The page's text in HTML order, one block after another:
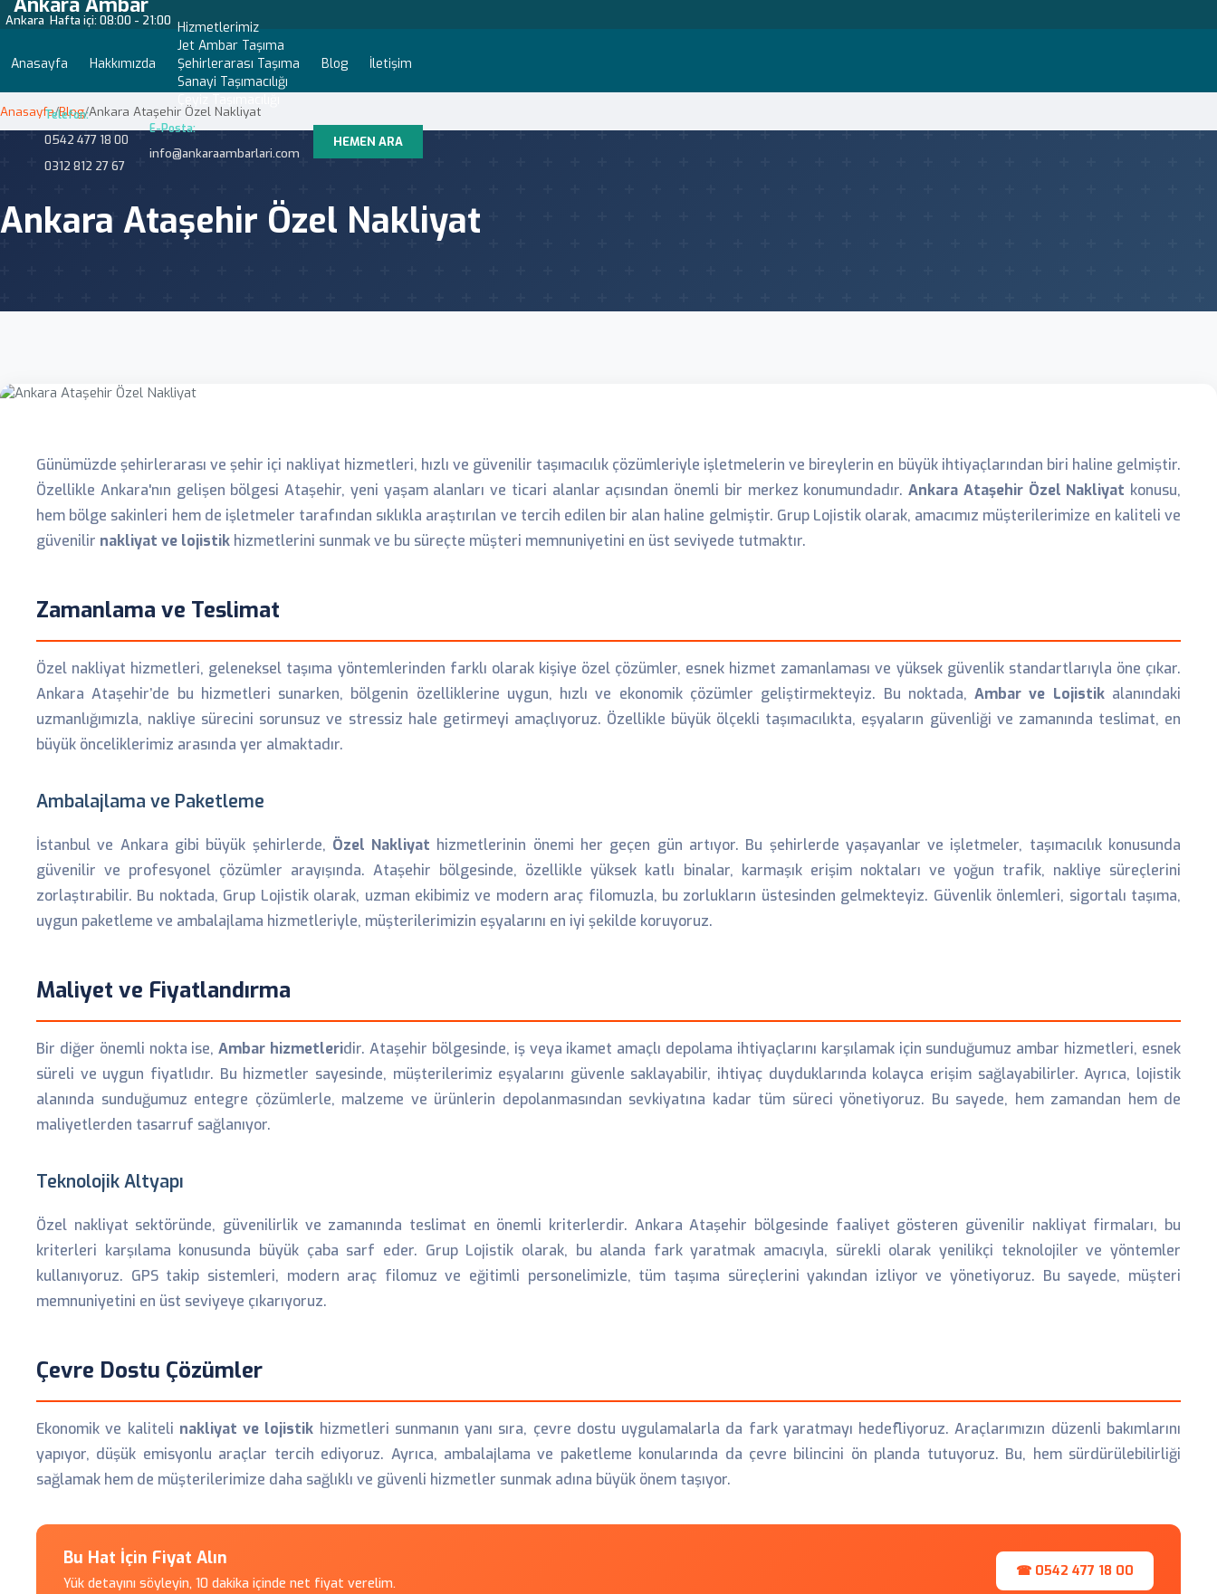
Ankara Hafta içi: 08:00 - 21:00
Anasayfa Hakkımızda
Hizmetlerimiz
Jet Ambar Taşıma
Şehirlerarası Taşıma
Sanayi Taşımacılığı
Blog İletişim
Telefon:
0542 477 18 00
0312 812 27 67
E-Posta:
info@ankaraambarlari.com
HEMEN ARA
Anasayfa/Blog/Ankara Ataşehir Özel Nakliyat
Ankara Ataşehir Özel Nakliyat
Günümüzde şehirlerarası ve şehir içi nakliyat hizmetleri, hızlı ve güvenilir taşımacılık çözümleriyle işletmelerin ve bireylerin en büyük ihtiyaçlarından biri haline gelmiştir.
Özellikle Ankara'nın gelişen bölgesi Ataşehir, yeni yaşam alanları ve ticari alanlar açısından önemli bir merkez konumundadır. Ankara Ataşehir Özel Nakliyat konusu,
hem bölge sakinleri hem de işletmeler tarafından sıklıkla araştırılan ve tercih edilen bir alan haline gelmiştir. Grup Lojistik olarak, amacımız müşterilerimize en kaliteli ve
güvenilir nakliyat ve lojistik hizmetlerini sunmak ve bu süreçte müşteri memnuniyetini en üst seviyede tutmaktır.
Zamanlama ve Teslimat
Özel nakliyat hizmetleri, geleneksel taşıma yöntemlerinden farklı olarak kişiye özel çözümler, esnek hizmet zamanlaması ve yüksek güvenlik standartlarıyla öne çıkar.
Ankara Ataşehir’de bu hizmetleri sunarken, bölgenin özelliklerine uygun, hızlı ve ekonomik çözümler geliştirmekteyiz. Bu noktada,Ambar ve Lojistikalanındaki
uzmanlığımızla, nakliye sürecini sorunsuz ve stressiz hale getirmeyi amaçlıyoruz. Özellikle büyük ölçekli taşımacılıkta, eşyaların güvenliği ve zamanında teslimat, en
büyük önceliklerimiz arasında yer almaktadır.
Ambalajlama ve Paketleme
İstanbul ve Ankara gibi büyük şehirlerde, Özel Nakliyat hizmetlerinin önemi her geçen gün artıyor. Bu şehirlerde yaşayanlar ve işletmeler, taşımacılık konusunda
güvenilir ve profesyonel çözümler arayışında. Ataşehir bölgesinde, özellikle yüksek katlı binalar, karmaşık erişim noktaları ve yoğun trafik, nakliye süreçlerini
zorlaştırabilir. Bu noktada, Grup Lojistik olarak, uzman ekibimiz ve modern araç filomuzla, bu zorlukların üstesinden gelmekteyiz. Güvenlik önlemleri, sigortalı taşıma,
uygun paketleme ve ambalajlama hizmetleriyle, müşterilerimizin eşyalarını en iyi şekilde koruyoruz.
Maliyet ve Fiyatlandırma
Bir diğer önemli nokta ise,Ambar hizmetleridir. Ataşehir bölgesinde, iş veya ikamet amaçlı depolama ihtiyaçlarını karşılamak için sunduğumuz ambar hizmetleri, esnek
süreli ve uygun fiyatlıdır. Bu hizmetler sayesinde, müşterilerimiz eşyalarını güvenle saklayabilir, ihtiyaç duyduklarında kolayca erişim sağlayabilirler. Ayrıca, lojistik
alanında sunduğumuz entegre çözümlerle, malzeme ve ürünlerin depolanmasından sevkiyatına kadar tüm süreci yönetiyoruz. Bu sayede, hem zamandan hem de
maliyetlerden tasarruf sağlanıyor.
Teknolojik Altyapı
Özel nakliyat sektöründe, güvenilirlik ve zamanında teslimat en önemli kriterlerdir. Ankara Ataşehir bölgesinde faaliyet gösteren güvenilir nakliyat firmaları, bu
kriterleri karşılama konusunda büyük çaba sarf eder. Grup Lojistik olarak, bu alanda fark yaratmak amacıyla, sürekli olarak yenilikçi teknolojiler ve yöntemler
kullanıyoruz. GPS takip sistemleri, modern araç filomuz ve eğitimli personelimizle, tüm taşıma süreçlerini yakından izliyor ve yönetiyoruz. Bu sayede, müşteri
memnuniyetini en üst seviyeye çıkarıyoruz.
Çevre Dostu Çözümler
Ekonomik ve kaliteli nakliyat ve lojistik hizmetleri sunmanın yanı sıra, çevre dostu uygulamalarla da fark yaratmayı hedefliyoruz. Araçlarımızın düzenli bakımlarını
yapıyor, düşük emisyonlu araçlar tercih ediyoruz. Ayrıca, ambalajlama ve paketleme konularında da çevre bilincini ön planda tutuyoruz. Bu, hem sürdürülebilirliği
sağlamak hem de müşterilerimize daha sağlıklı ve güvenli hizmetler sunmak adına büyük önem taşıyor.
Bu Hat İçin Fiyat Alın
Yük detayını söyleyin, 10 dakika içinde net fiyat verelim.
☎ 0542 477 18 00